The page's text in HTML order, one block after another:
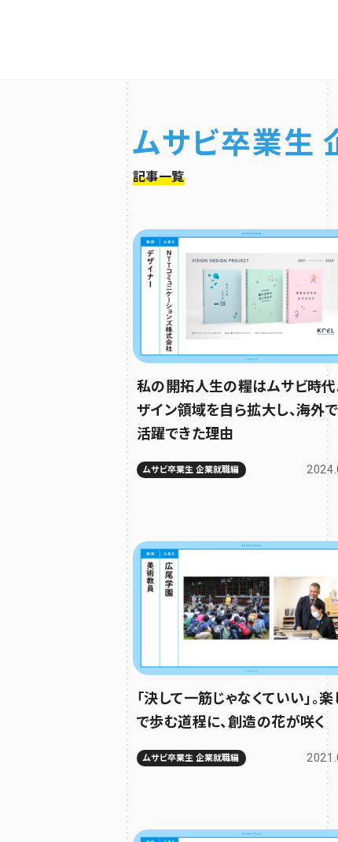
ムサビ卒業生
記事一覧
私の開拓人生の糧はムサビ時代
ザイン領域を自ら拡大し、海外
活躍できた理由
ムサビ卒業生 企業就職編
「決して一筋じゃなくていい」。
で歩む道程に、創造の花が咲く
ムサビ卒業生 企業就職編